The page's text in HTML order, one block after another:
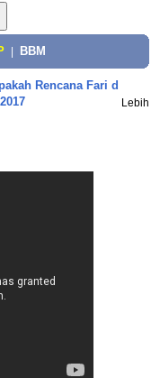
BBM
Rencana Fari d
Lebih